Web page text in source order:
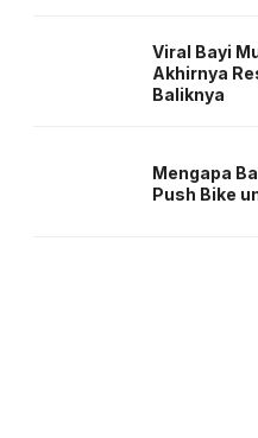
Viral Bayi
Akhirnya
Baliknya
Mengapa
Push Bike